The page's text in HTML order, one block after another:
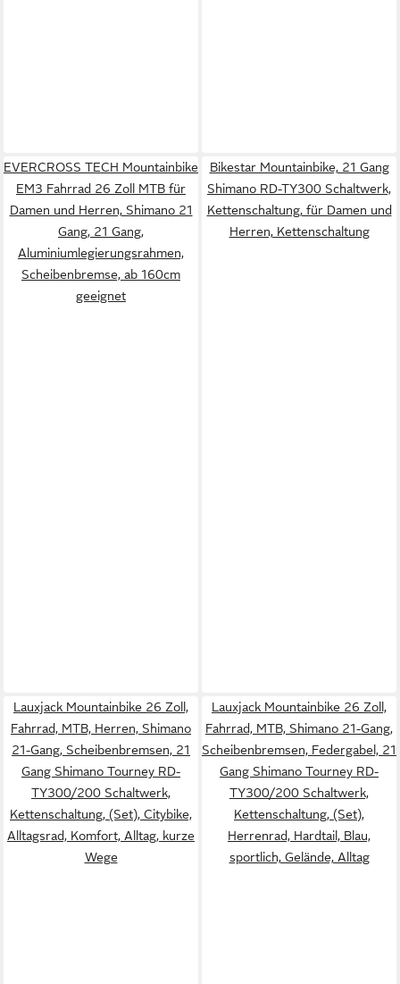
EVERCROSS TECH Mountainbike
EM3 Fahrrad 26 Zoll MTB für
Damen und Herren, Shimano 21
Gang, 21 Gang,
Aluminiumlegierungsrahmen,
Scheibenbremse, ab 160cm
geeignet
Bikestar Mountainbike, 21 Gang
Shimano RD-TY300 Schaltwerk,
Kettenschaltung, für Damen und
Herren, Kettenschaltung
Lauxjack Mountainbike 26 Zoll,
Fahrrad, MTB, Herren, Shimano
21-Gang, Scheibenbremsen, 21
Gang Shimano Tourney RD-
TY300/200 Schaltwerk,
Kettenschaltung, (Set), Citybike,
Alltagsrad, Komfort, Alltag, kurze
Wege
Lauxjack Mountainbike 26 Zoll,
Fahrrad, MTB, Shimano 21-Gang,
Scheibenbremsen, Federgabel, 21
Gang Shimano Tourney RD-
TY300/200 Schaltwerk,
Kettenschaltung, (Set),
Herrenrad, Hardtail, Blau,
sportlich, Gelände, Alltag